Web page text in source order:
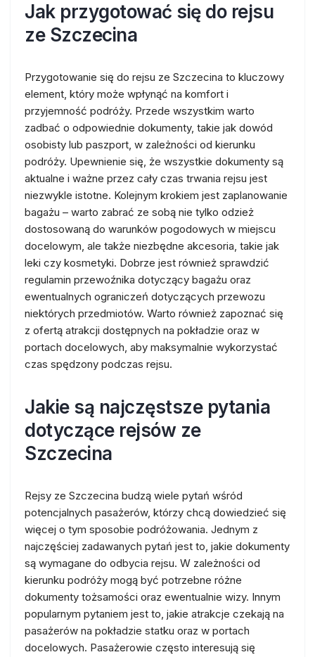
Jak przygotować się do rejsu
ze Szczecina
Przygotowanie się do rejsu ze Szczecina to kluczowy
element, który może wpłynąć na komfort i
przyjemność podróży. Przede wszystkim warto
zadbać o odpowiednie dokumenty, takie jak dowód
osobisty lub paszport, w zależności od kierunku
podróży. Upewnienie się, że wszystkie dokumenty są
aktualne i ważne przez cały czas trwania rejsu jest
niezwykle istotne. Kolejnym krokiem jest zaplanowanie
bagażu – warto zabrać ze sobą nie tylko odzież
dostosowaną do warunków pogodowych w miejscu
docelowym, ale także niezbędne akcesoria, takie jak
leki czy kosmetyki. Dobrze jest również sprawdzić
regulamin przewoźnika dotyczący bagażu oraz
ewentualnych ograniczeń dotyczących przewozu
niektórych przedmiotów. Warto również zapoznać się
z ofertą atrakcji dostępnych na pokładzie oraz w
portach docelowych, aby maksymalnie wykorzystać
czas spędzony podczas rejsu.
Jakie są najczęstsze pytania
dotyczące rejsów ze
Szczecina
Rejsy ze Szczecina budzą wiele pytań wśród
potencjalnych pasażerów, którzy chcą dowiedzieć się
więcej o tym sposobie podróżowania. Jednym z
najczęściej zadawanych pytań jest to, jakie dokumenty
są wymagane do odbycia rejsu. W zależności od
kierunku podróży mogą być potrzebne różne
dokumenty tożsamości oraz ewentualnie wizy. Innym
popularnym pytaniem jest to, jakie atrakcje czekają na
pasażerów na pokładzie statku oraz w portach
docelowych. Pasażerowie często interesują się